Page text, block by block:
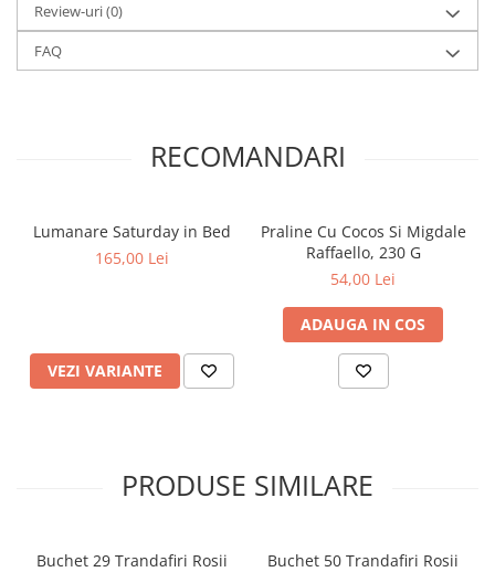
Review-uri(0)
FAQ
RECOMANDARI
Lumanare Saturday in Bed
165,00 Lei
VEZI VARIANTE
Praline Cu Cocos Si Migdale
Raffaello, 230 G
54,00 Lei
ADAUGA IN COS
PRODUSE SIMILARE
Buchet 29 Trandafiri Rosii
Buchet 50 Trandafiri Rosii